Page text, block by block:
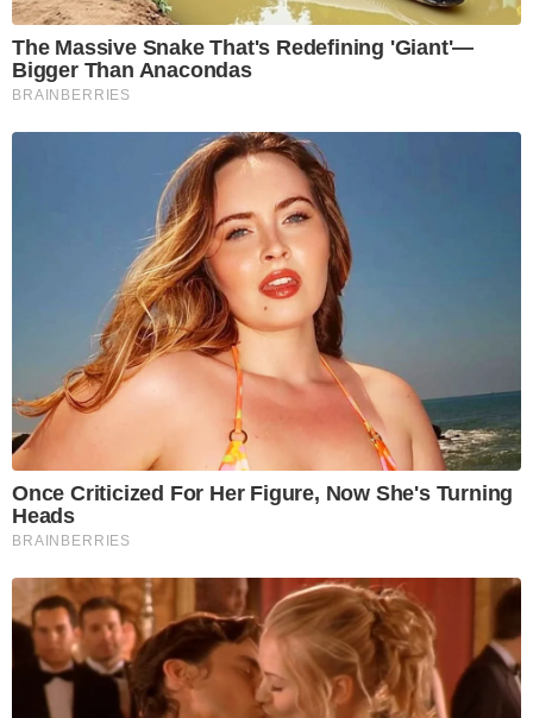
The Massive Snake That's Redefining 'Giant'—
Bigger Than Anacondas
BRAINBERRIES
Once Criticized For Her Figure, Now She's Turning
Heads
BRAINBERRIES